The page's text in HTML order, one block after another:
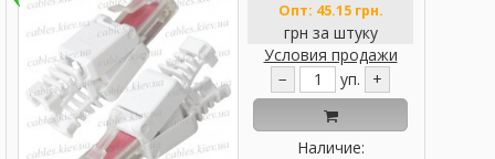
Опт: 45.15 грн.
грн за штуку
Условия продажи
−
уп. +
Наличие: